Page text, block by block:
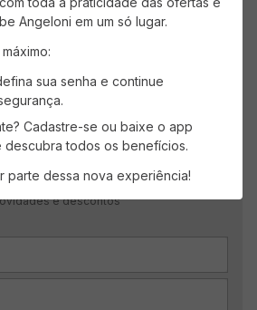
Todos
e descontos
Angeloni em um só lugar.
sua senha e continue
Cadastre-se ou baixe o app
descubra todos os benefícios.
parte dessa nova experiência!